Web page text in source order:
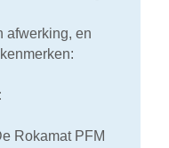
afwerking, en
Rokamat PFM